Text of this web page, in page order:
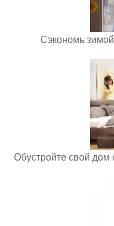
Сэкономь
Обустройте свой